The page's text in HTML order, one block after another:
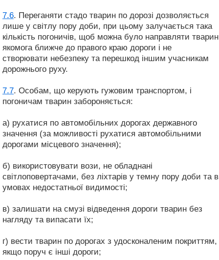
7.6. Переганяти стадо тварин по дорозі дозволяється
лише у світлу пору доби, при цьому залучається така
кількість погоничів, щоб можна було направляти тварин
якомога ближче до правого краю дороги і не
створювати небезпеку та перешкод іншим учасникам
дорожнього руху.
7.7. Особам, що керують гужовим транспортом, і
погоничам тварин забороняється:
а) рухатися по автомобільних дорогах державного
значення (за можливості рухатися автомобільними
дорогами місцевого значення);
б) використовувати вози, не обладнані
світлоповертачами, без ліхтарів у темну пору доби та в
умовах недостатньої видимості;
в) залишати на смузі відведення дороги тварин без
нагляду та випасати їх;
г) вести тварин по дорогах з удосконаленим покриттям,
якщо поруч є інші дороги;